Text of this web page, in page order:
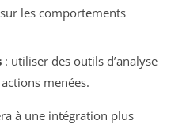
les comportements
: utiliser des outils d’analyse
menées.
à une intégration plus